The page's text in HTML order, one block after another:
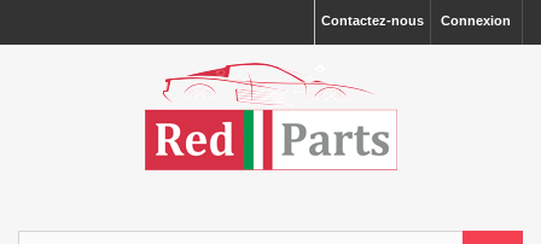
Connexion
Contactez-nous